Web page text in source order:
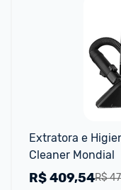
Extratora e
Cleaner Mondial
R$
R$409,54